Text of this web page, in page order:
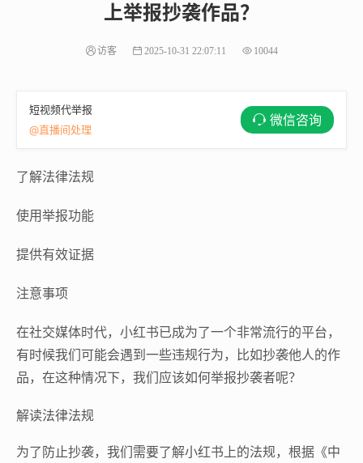
上举报抄袭作品？
访客 2025-10-31 22:07:11 10044
短视频代举报
@直播间处理
微信咨询
了解法律法规
使用举报功能
提供有效证据
注意事项
在社交媒体时代，小红书已成为了一个非常流行的平台，
有时候我们可能会遇到一些违规行为，比如抄袭他人的作
品，在这种情况下，我们应该如何举报抄袭者呢？
解读法律法规
为了防止抄袭，我们需要了解小红书上的法规，根据《中